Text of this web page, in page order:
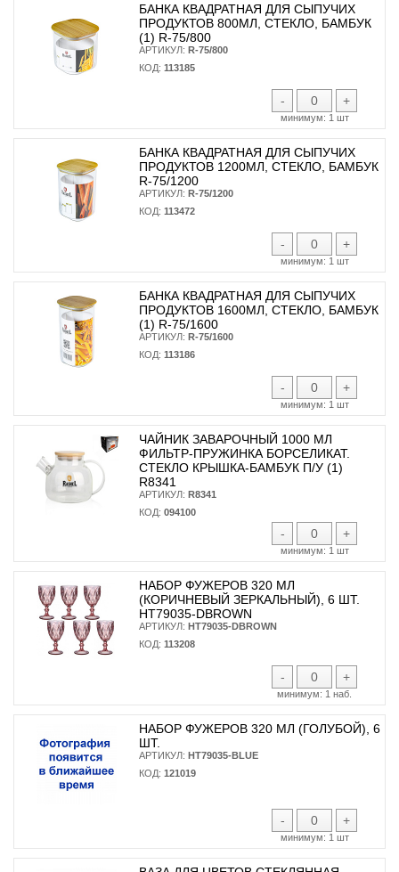
БАНКА КВАДРАТНАЯ ДЛЯ СЫПУЧИХ
ПРОДУКТОВ 800МЛ, СТЕКЛО, БАМБУК
(1) R-75/800
АРТИКУЛ: R-75/800
КОД: 113185
- +
минимум: 1 шт
БАНКА КВАДРАТНАЯ ДЛЯ СЫПУЧИХ
ПРОДУКТОВ 1200МЛ, СТЕКЛО, БАМБУК
R-75/1200
АРТИКУЛ: R-75/1200
КОД: 113472
- +
минимум: 1 шт
БАНКА КВАДРАТНАЯ ДЛЯ СЫПУЧИХ
ПРОДУКТОВ 1600МЛ, СТЕКЛО, БАМБУК
(1) R-75/1600
АРТИКУЛ: R-75/1600
КОД: 113186
- +
минимум: 1 шт
ЧАЙНИК ЗАВАРОЧНЫЙ 1000 МЛ
ФИЛЬТР-ПРУЖИНКА БОРСЕЛИКАТ.
СТЕКЛО КРЫШКА-БАМБУК П/У (1)
R8341
АРТИКУЛ: R8341
КОД: 094100
- +
минимум: 1 шт
НАБОР ФУЖЕРОВ 320 МЛ
(КОРИЧНЕВЫЙ ЗЕРКАЛЬНЫЙ), 6 ШТ.
HT79035-DBROWN
АРТИКУЛ: HT79035-DBROWN
КОД: 113208
- +
минимум: 1 наб.
НАБОР ФУЖЕРОВ 320 МЛ (ГОЛУБОЙ), 6
ШТ.
АРТИКУЛ: HT79035-BLUE
КОД: 121019
- +
минимум: 1 шт